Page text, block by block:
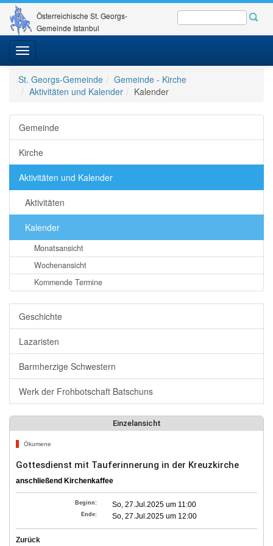
Österreichische St. Georgs-
Gemeinde Istanbul
Toggle
navigation
St. Georgs-Gemeinde
Gemeinde - Kirche
Aktivitäten und Kalender
Kalender
Gemeinde
Kirche
Aktivitäten und Kalender
Aktivitäten
Kalender
Monatsansicht
Wochenansicht
Kommende Termine
Geschichte
Lazaristen
Barmherzige Schwestern
Werk der Frohbotschaft Batschuns
Einzelansicht
Ökumene
Gottesdienst mit Tauferinnerung in der Kreuzkirche
anschließend Kirchenkaffee
Beginn: So, 27.Jul.2025 um 11:00
Ende: So, 27.Jul.2025 um 12:00
Zurück